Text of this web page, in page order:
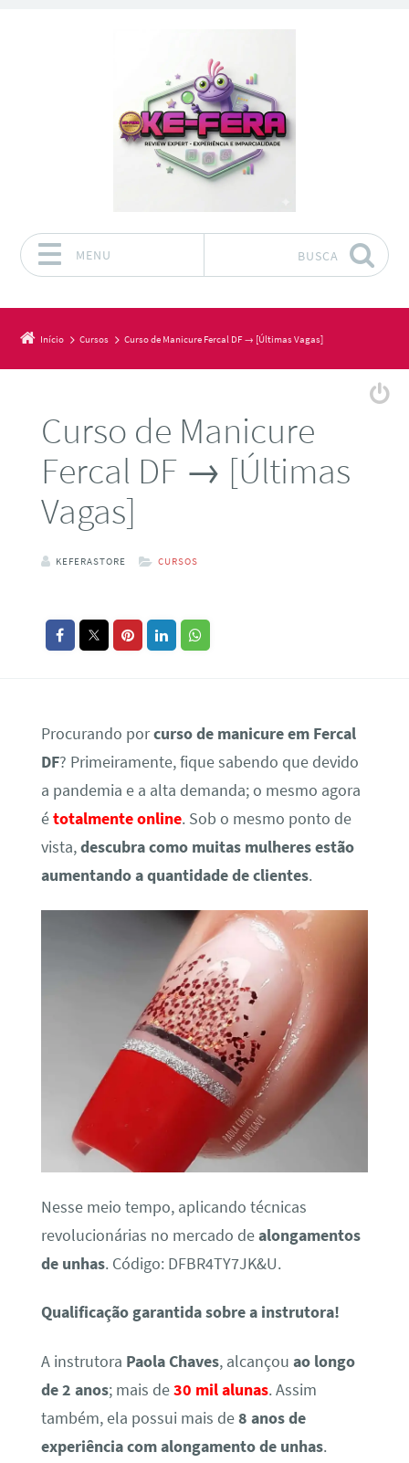
MENU BUSCA
Início Cursos Curso de Manicure Fercal DF → [Últimas Vagas]
Curso de Manicure
Fercal DF → [Últimas
Vagas]
KEFERASTORE CURSOS
Procurando porcurso de manicure em Fercal
DF? Primeiramente, fique sabendo que devido
a pandemia e a alta demanda; o mesmo agora
étotalmente online. Sob o mesmo ponto de
vista,descubra como muitas mulheres estão
aumentando a quantidade de clientes.
Nesse meio tempo, aplicando técnicas
revolucionárias no mercado dealongamentos
de unhas. Código: DFBR4TY7JK&U.
Qualificação garantida sobre a instrutora!
A instrutora Paola Chaves, alcançou ao longo
de 2 anos; mais de30 mil alunas. Assim
também, ela possui mais de8 anos de
experiência com alongamento de unhas.